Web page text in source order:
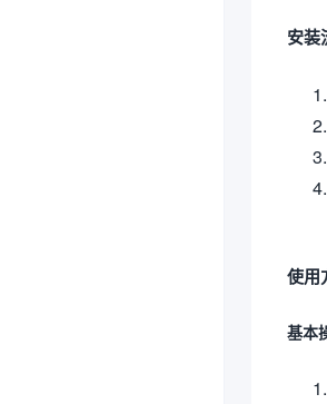
安装
使用
基本